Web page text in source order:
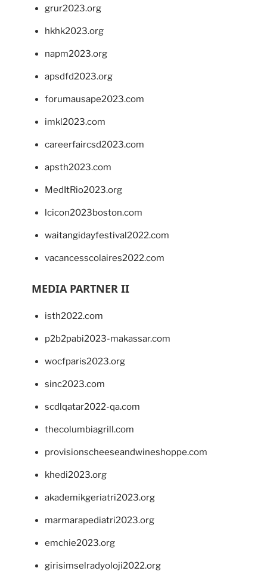
grur2023.org
hkhk2023.org
napm2023.org
apsdfd2023.org
forumausape2023.com
imkl2023.com
careerfaircsd2023.com
apsth2023.com
MedItRio2023.org
lcicon2023boston.com
waitangidayfestival2022.com
vacancesscolaires2022.com
MEDIA PARTNER II
isth2022.com
p2b2pabi2023-makassar.com
wocfparis2023.org
sinc2023.com
scdlqatar2022-qa.com
thecolumbiagrill.com
provisionscheeseandwineshoppe.com
khedi2023.org
akademikgeriatri2023.org
marmarapediatri2023.org
emchie2023.org
girisimselradyoloji2022.org